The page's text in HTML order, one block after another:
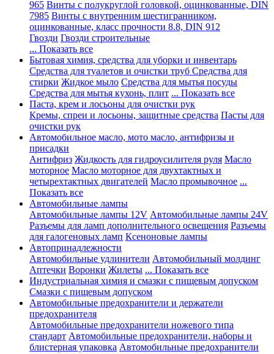
965 Винты с полукруглой головкой, оцинкованные, DIN
7985 Винты с внутренним шестигранником,
оцинкованные, класс прочности 8.8, DIN 912
Гвозди Гвозди строительные
... Показать все
Бытовая химия, средства для уборки и инвентарь
Средства для туалетов и очистки труб Средства для
стирки Жидкое мыло Средства для мытья посуды
Средства для мытья кухонь, плит ... Показать все
Паста, крем и лосьоны для очистки рук
Кремы, спреи и лосьоны, защитные средства Пасты для
очистки рук
Автомобильное масло, мото масло, антифризы и
присадки
Антифриз Жидкость для гидроусилителя руля Масло
моторное Масло моторное для двухтактных и
четырехтактных двигателей Масло промывочное ...
Показать все
Автомобильные лампы
Автомобильные лампы 12V Автомобильные лампы 24V
Разъемы для ламп дополнительного освещения Разъемы
для галогеновых ламп Ксеноновые лампы
Автопринадлежности
Автомобильные удлинители Автомобильный молдинг
Аптечки Воронки Жилеты ... Показать все
Индустриальная химия и смазки с пищевым допуском
Смазки с пищевым допуском
Автомобильные предохранители и держатели
предохранителя
Автомобильные предохранители ножевого типа
стандарт Автомобильные предохранители, наборы и
блистерная упаковка Автомобильные предохранители